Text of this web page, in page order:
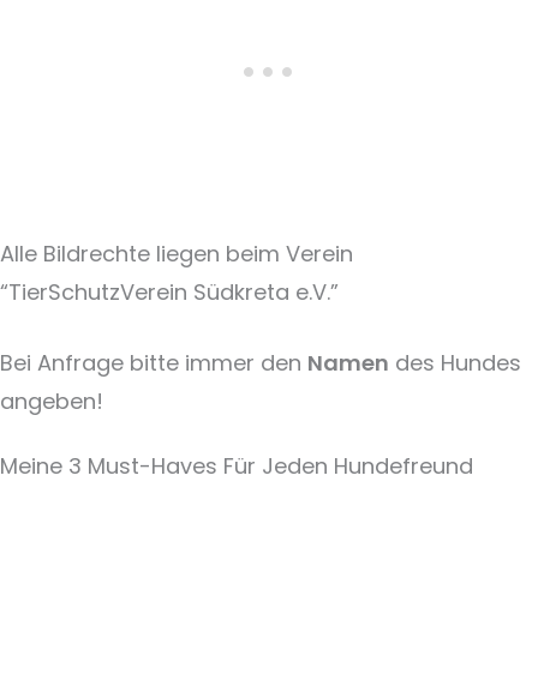
Alle Bildrechte liegen beim Verein
“TierSchutzVerein Südkreta e.V.”
Bei Anfrage bitte immer den Namen des Hundes
angeben!
Meine 3 Must-Haves Für Jeden Hundefreund​